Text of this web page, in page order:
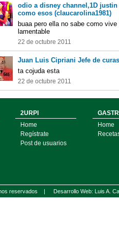
odio a disney channel,1D
como esos (claucarolina1981)
buaa pero ella no sabe como
lamentable
22 de octubre 2011
Juan Luis Cipriani Jefe de
ta cojuda esta
22 de octubre 2011
2URPI
Home
Regístrate
Post de usuarios
Home
reservados | Desarrollo Web: Luis